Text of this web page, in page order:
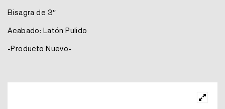
Bisagra de 3″
Acabado: Latón Pulido
-Producto Nuevo-